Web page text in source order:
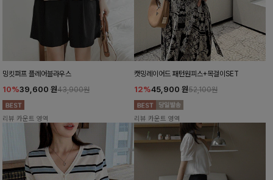
밍킷퍼프 플레어블라우스
10%39,600 원43,900원
리뷰 카운트 영역
캣밍레이어드 패턴원피스+목걸이SET
12%45,900 원52,100원
리뷰 카운트 영역